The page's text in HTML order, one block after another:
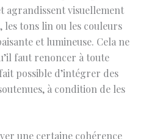
agrandissent visuellement
les tons lin ou les couleurs
et lumineuse. Cela ne
faut renoncer à toute
possible d’intégrer des
à condition de les
une certaine cohérence